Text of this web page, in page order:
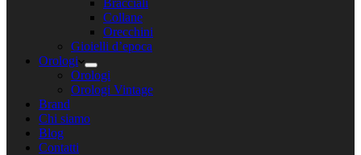
Bracciali
Collane
Orecchini
Gioielli d’epoca
Orologi
Orologi
Orologi Vintage
Brand
Chi siamo
Blog
Contatti